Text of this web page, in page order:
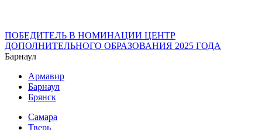
ПОБЕДИТЕЛЬ В НОМИНАЦИИ ЦЕНТР
ДОПОЛНИТЕЛЬНОГО ОБРАЗОВАНИЯ 2025 ГОДА
Барнаул
Армавир
Барнаул
Брянск
Самара
Тверь